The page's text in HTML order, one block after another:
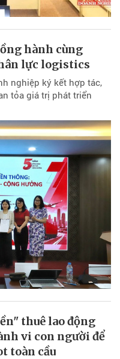
hành cùng
lực logistics
nghiệp ký kết hợp tác,
tỏa giá trị phát triển
thuê lao động
vi con người để
toàn cầu